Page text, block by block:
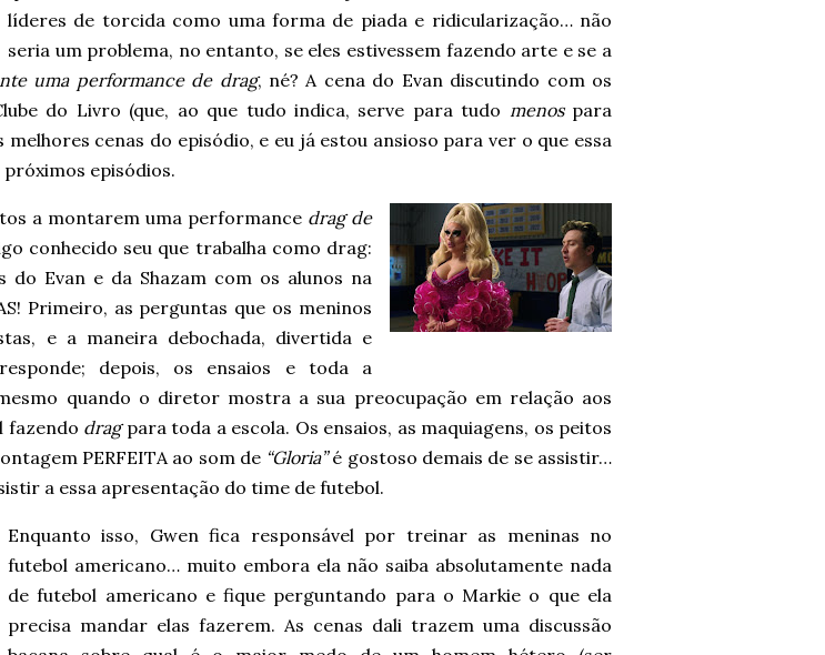
líderes de torcida como uma forma de piada e ridicularização… não
seria um problema, no entanto, se eles estivessem fazendo arte e se a
uma performance de drag, né? A cena do Evan discutindo com os
do Livro (que, ao que tudo indica, serve para tudo menospara
cenas do episódio, e eu já estou ansioso para ver o que essa
episódios.
a montarem uma performance drag de
conhecido seu que trabalha como drag:
do Evan e da Shazam com os alunos na
Primeiro, as perguntas que os meninos
e a maneira debochada, divertida e
depois, os ensaios e toda a
quando o diretor mostra a sua preocupação em relação aos
fazendo dragpara toda a escola. Os ensaios, as maquiagens, os peitos
PERFEITA ao som de “Gloria”é gostoso demais de se assistir…
a essa apresentação do time de futebol.
Enquanto isso, Gwen fica responsável por treinar as meninas no
futebol americano… muito embora ela não saiba absolutamente nada
de futebol americano e fique perguntando para o Markie o que ela
precisa mandar elas fazerem. As cenas dali trazem uma discussão